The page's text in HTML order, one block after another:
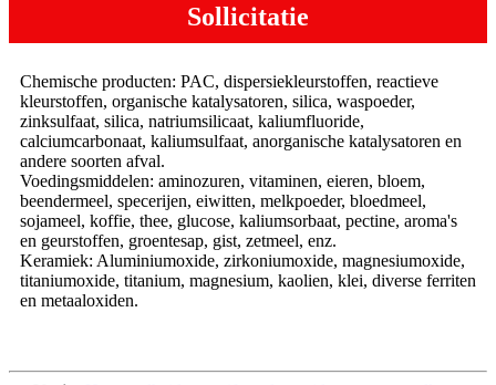
Sollicitatie
Chemische producten: PAC, dispersiekleurstoffen, reactieve
kleurstoffen, organische katalysatoren, silica, waspoeder,
zinksulfaat, silica, natriumsilicaat, kaliumfluoride,
calciumcarbonaat, kaliumsulfaat, anorganische katalysatoren en
andere soorten afval.
Voedingsmiddelen: aminozuren, vitaminen, eieren, bloem,
beendermeel, specerijen, eiwitten, melkpoeder, bloedmeel,
sojameel, koffie, thee, glucose, kaliumsorbaat, pectine, aroma's
en geurstoffen, groentesap, gist, zetmeel, enz.
Keramiek: Aluminiumoxide, zirkoniumoxide, magnesiumoxide,
titaniumoxide, titanium, magnesium, kaolien, klei, diverse ferriten
en metaaloxiden.